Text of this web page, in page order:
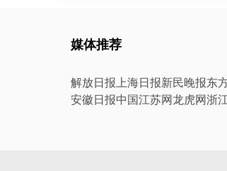
媒体推荐
解放日报上海日报新民晚报东
安徽日报中国江苏网龙虎网浙